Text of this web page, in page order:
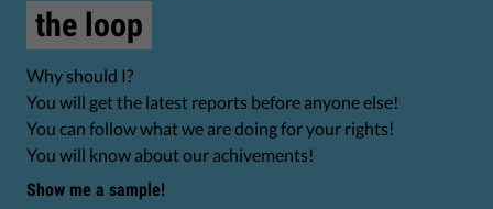
the loop
Why should I?
You will get the latest reports before anyone else!
You can follow what we are doing for your rights!
You will know about our achivements!
Show me a sample!